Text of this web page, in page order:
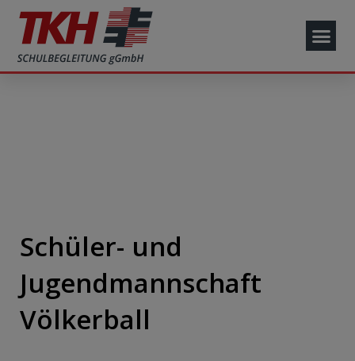
Schüler- und
Jugendmannschaft
Völkerball